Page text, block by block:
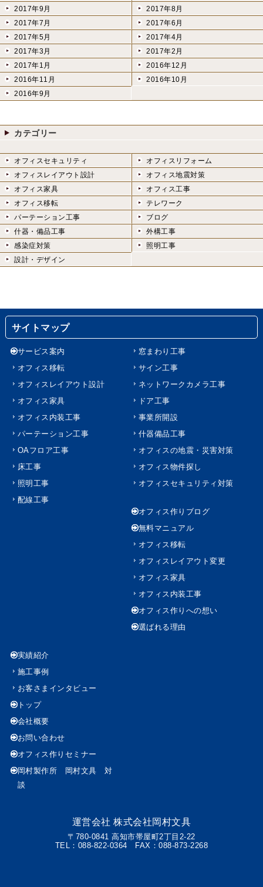
2017年9月
2017年8月
2017年7月
2017年6月
2017年5月
2017年4月
2017年3月
2017年2月
2017年1月
2016年12月
2016年11月
2016年10月
2016年9月
カテゴリー
オフィスセキュリティ
オフィスリフォーム
オフィスレイアウト設計
オフィス地震対策
オフィス家具
オフィス工事
オフィス移転
テレワーク
パーテーション工事
ブログ
什器・備品工事
外構工事
感染症対策
照明工事
設計・デザイン
サイトマップ
サービス案内
オフィス移転
オフィスレイアウト設計
オフィス家具
オフィス内装工事
パーテーション工事
OAフロア工事
床工事
照明工事
配線工事
窓まわり工事
サイン工事
ネットワークカメラ工事
ドア工事
事業所開設
什器備品工事
オフィスの地震・災害対策
オフィス物件探し
オフィスセキュリティ対策
オフィス作りブログ
無料マニュアル
オフィス移転
オフィスレイアウト変更
オフィス家具
オフィス内装工事
オフィス作りへの想い
選ばれる理由
実績紹介
施工事例
お客さまインタビュー
トップ
会社概要
お問い合わせ
オフィス作りセミナー
岡村製作所 岡村文具 対
談
運営会社株式会社岡村文具
〒780-0841 高知市帯屋町2丁目2-22
TEL：088-822-0364 FAX：088-873-2268